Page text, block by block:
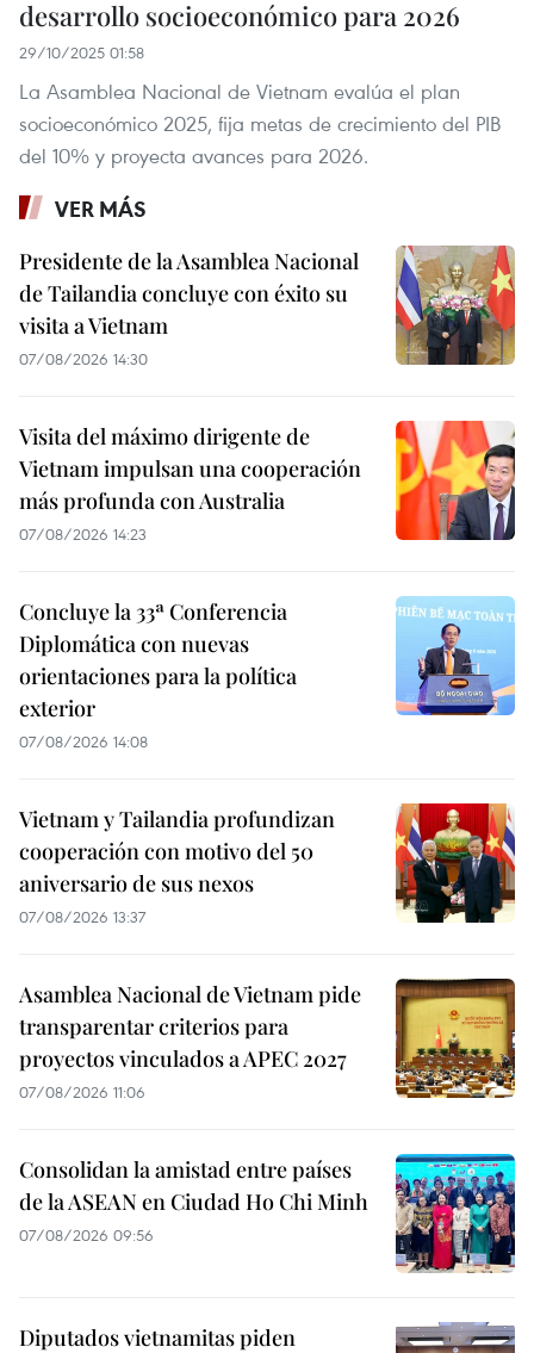
desarrollo socioeconómico para 2026
29/10/2025 01:58
La Asamblea Nacional de Vietnam evalúa el plan
socioeconómico 2025, fija metas de crecimiento del PIB
del 10% y proyecta avances para 2026.
VER MÁS
Presidente de la Asamblea Nacional
de Tailandia concluye con éxito su
visita a Vietnam
07/08/2026 14:30
Visita del máximo dirigente de
Vietnam impulsan una cooperación
más profunda con Australia
07/08/2026 14:23
Concluye la 33ª Conferencia
Diplomática con nuevas
orientaciones para la política
exterior
07/08/2026 14:08
Vietnam y Tailandia profundizan
cooperación con motivo del 50
aniversario de sus nexos
07/08/2026 13:37
Asamblea Nacional de Vietnam pide
transparentar criterios para
proyectos vinculados a APEC 2027
07/08/2026 11:06
Consolidan la amistad entre países
de la ASEAN en Ciudad Ho Chi Minh
07/08/2026 09:56
Diputados vietnamitas piden